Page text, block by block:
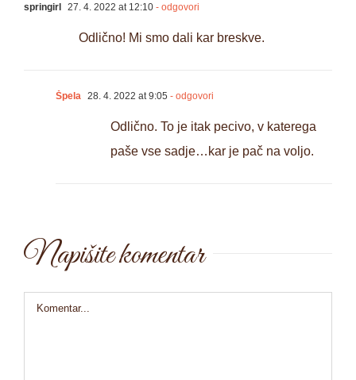
springirl 27. 4. 2022 at 12:10 - odgovori
Odlično! Mi smo dali kar breskve.
Špela 28. 4. 2022 at 9:05 - odgovori
Odlično. To je itak pecivo, v katerega
paše vse sadje…kar je pač na voljo.
Napišite komentar
Comment